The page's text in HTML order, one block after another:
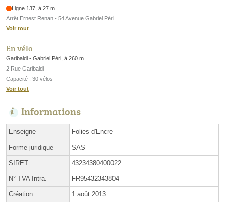
Ligne 137, à 27 m
Arrêt Ernest Renan - 54 Avenue Gabriel Péri
Voir tout
En vélo
Garibaldi - Gabriel Péri, à 260 m
2 Rue Garibaldi
Capacité : 30 vélos
Voir tout
Informations
Enseigne Folies d'Encre
Forme juridique SAS
SIRET 43234380400022
N° TVA Intra. FR95432343804
Création 1 août 2013